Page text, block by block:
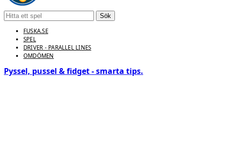
Sök
FUSKA.SE
SPEL
DRIVER - PARALLEL LINES
OMDÖMEN
Pyssel, pussel & fidget - smarta tips.